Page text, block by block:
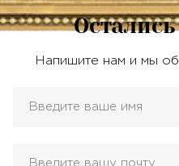
Напишите нам и мы